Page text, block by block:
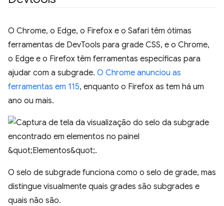
O Chrome, o Edge, o Firefox e o Safari têm ótimas
ferramentas de DevTools para grade CSS, e o Chrome,
o Edge e o Firefox têm ferramentas específicas para
ajudar com a subgrade. O Chrome anunciou as
ferramentas em 115, enquanto o Firefox as tem há um
ano ou mais.
O selo de subgrade funciona como o selo de grade, mas
distingue visualmente quais grades são subgrades e
quais não são.